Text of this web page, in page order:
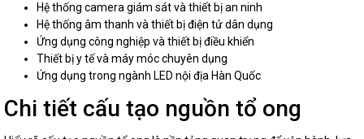
Hệ thống camera giám sát và thiết bị an ninh
Hệ thống âm thanh và thiết bị điện tử dân dụng
Ứng dụng công nghiệp và thiết bị điều khiển
Thiết bị y tế và máy móc chuyên dụng
Ứng dụng trong ngành LED nội địa Hàn Quốc
Chi tiết cấu tạo nguồn tổ ong